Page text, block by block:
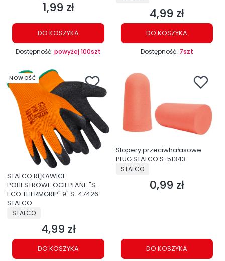
Cena
1,99 zł
DO KOSZYKA
Dostępność: powyżej 100szt
Cena
4,99 zł
DO KOSZYKA
Dostępność: 7szt
NOWOŚĆ
STALCO RĘKAWICE
POLIESTROWE OCIEPLANE "S-
ECO THERMGRIP" 9" S-47426
STALCO
PRODUCENT
STALCO
Cena
4,99 zł
DO KOSZYKA
Stopery przeciwhałasowe
PLUG STALCO S-51343
PRODUCENT
STALCO
Cena
0,99 zł
DO KOSZYKA